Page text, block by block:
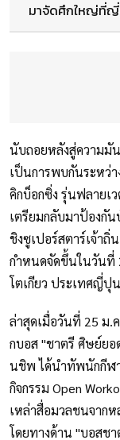
มาจัดศึกใหญ่ที่ญี่
นับถอยหลังสู่ความมัน
เป็นการพบกันระหว่
คิกบ็อกซิ่ง รุ่นฟลายเ
เตรียมกลับมาป้องกัน
ชิงซูเปอร์สตาร์เจ้าถิ่
กำหนดจัดขึ้นในวันที่
โตเกียว ประเทศญี่ปุ
ล่าสุดเมื่อวันที่ 25 ม.
กบอส "ชาตรี ศิษย์ยอ
นชิพ ได้นำทัพนักกีฬา
กิจกรรม Open
เหล่าสื่อมวลชนจาก
โดยทางด้าน "บอสชา